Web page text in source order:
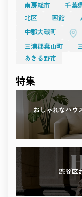
目黒の撮影スタジオに
“光を感じる設計”と“
Momobanaの暮らしの
素材感、TESSENの構
どれもが、撮影者の
都心の利便性を保ち
流れる街、目黒。
その空気の中で、光
Recosta Studio
あなたの「撮る理由
光が語り、素材が響
感性を刺激する撮影
南房総市
千葉
北区
函館
中郡大磯町
三浦郡葉山町
あきる野市
特集
おしゃれなハウ
渋谷区